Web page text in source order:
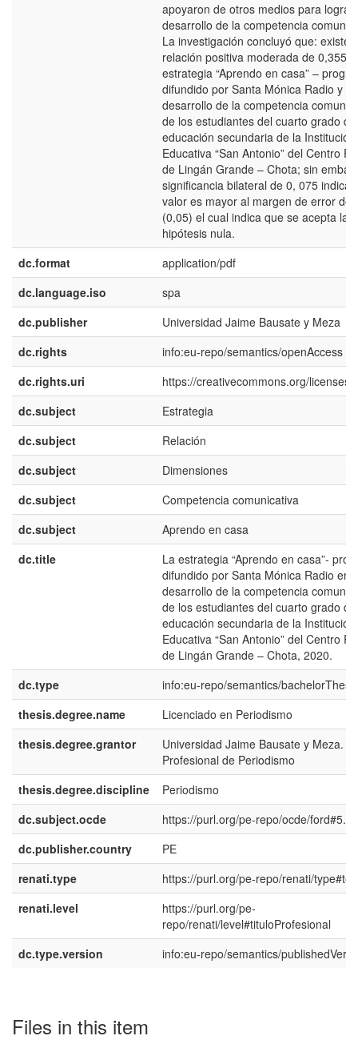
apoyaron de otros medios para lograr
desarrollo de la competencia
La investigación concluyó que: existe
relación positiva moderada de 0,355
estrategia “Aprendo en casa” –
difundido por Santa Mónica Radio y el
desarrollo de la competencia
de los estudiantes del cuarto grado de
educación secundaria de la Institución
Educativa “San Antonio” del Centro
de Lingán Grande – Chota; sin
significancia bilateral de 0, 075 indica
valor es mayor al margen de error del
(0,05) el cual indica que se acepta la
hipótesis nula.
dc.format
application/pdf
dc.language.iso
spa
dc.publisher
Universidad Jaime Bausate y Meza
dc.rights
info:eu-repo/semantics/openAccess
dc.rights.uri
https://creativecommons.org/licenses/
dc.subject
Estrategia
dc.subject
Relación
dc.subject
Dimensiones
dc.subject
Competencia comunicativa
dc.subject
Aprendo en casa
dc.title
La estrategia “Aprendo en casa”-
difundido por Santa Mónica Radio en
desarrollo de la competencia
de los estudiantes del cuarto grado de
educación secundaria de la Institución
Educativa “San Antonio” del Centro
de Lingán Grande – Chota, 2020.
dc.type
info:eu-repo/semantics/bachelorThesis
thesis.degree.name
Licenciado en Periodismo
thesis.degree.grantor
Universidad Jaime Bausate y Meza.
Profesional de Periodismo
thesis.degree.discipline
Periodismo
dc.subject.ocde
https://purl.org/pe-repo/ocde/
dc.publisher.country
PE
renati.type
https://purl.org/pe-repo/renati/
renati.level
https://purl.org/pe-
repo/renati/level#tituloProfesional
dc.type.version
info:eu-repo/semantics/
Files in this item